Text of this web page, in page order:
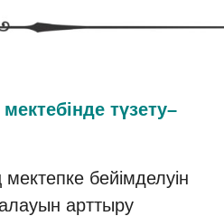
түзету–
бейімделуін
арттыру